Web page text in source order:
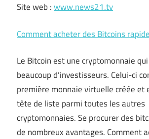
Site web :www.news21.tv
Comment acheter des Bitcoins
Le Bitcoin est une cryptomonnaie
beaucoup d’investisseurs. Celui-ci
première monnaie virtuelle créée et
tête de liste parmi toutes les autres
cryptomonnaies. Se procurer des
de nombreux avantages. Comment